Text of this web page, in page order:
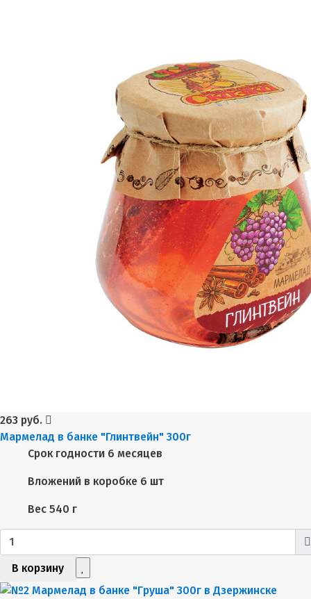
263 руб.
Мармелад в банке "Глинтвейн" 300г
Срок годности 6 месяцев
Вложений в коробке 6 шт
Вес 540 г
В корзину